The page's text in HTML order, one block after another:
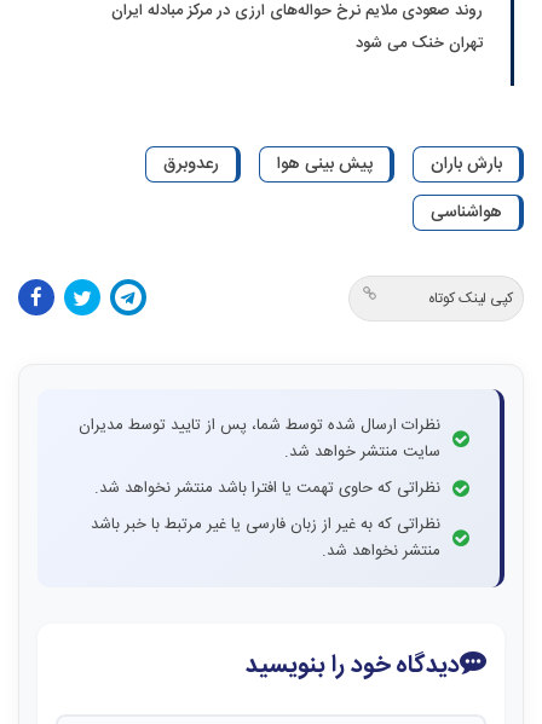
روند صعودی ملایم نرخ حواله‌های ارزی در مرکز مبادله ایران
تهران خنک می شود
بارش باران پیش بینی هوا
رعدوبرق
هواشناسی
کپی لینک کوتاه
نظرات ارسال شده توسط شما، پس از تایید توسط مدیران
سایت منتشر خواهد شد.
نظراتی که حاوی تهمت یا افترا باشد منتشر نخواهد شد.
نظراتی که به غیر از زبان فارسی یا غیر مرتبط با خبر باشد
منتشر نخواهد شد.
دیدگاه خود را بنویسید